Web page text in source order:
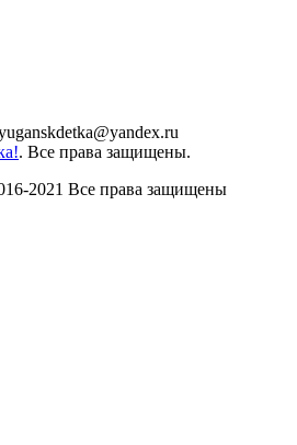
. Все права защищены.
2021 Все права защищены